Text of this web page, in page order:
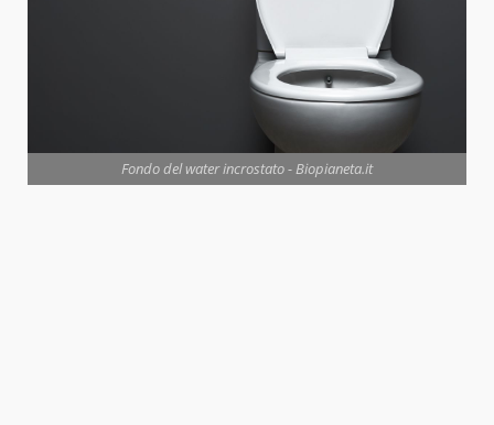
Fondo del water incrostato - Biopianeta.it